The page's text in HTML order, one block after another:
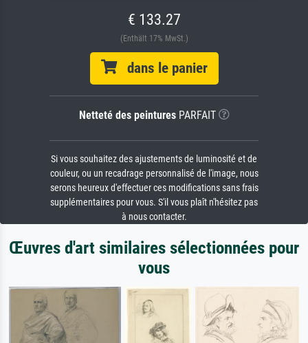
€ 133.27
(Enthält 17% MwSt.)
dans le panier
Netteté des peinturesPARFAIT
Si vous souhaitez des ajustements de luminosité et de
couleur, ou un recadrage personnalisé de l'image, nous
serons heureux d'effectuer ces modifications sans frais
supplémentaires pour vous. S'il vous plaît n'hésitez pas
à nous contacter.
Œuvres d'art similaires sélectionnées pour
vous